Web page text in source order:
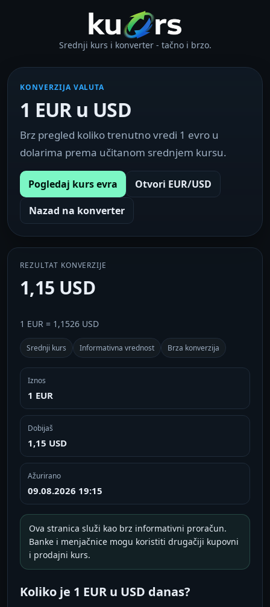
Srednji kurs i konverter - tačno i brzo.
KONVERZIJA VALUTA
1 EUR u USD
Brz pregled koliko trenutno vredi 1 evro u
dolarima prema učitanom srednjem kursu.
Pogledaj kurs evra
Otvori EUR/USD
Nazad na konverter
REZULTAT KONVERZIJE
1,15 USD
1 EUR = 1,1526 USD
Srednji kurs Informativna vrednost Brza konverzija
Iznos
1 EUR
Dobijaš
1,15 USD
Ažurirano
09.08.2026 19:15
Ova stranica služi kao brz informativni proračun.
Banke i menjačnice mogu koristiti drugačiji kupovni
i prodajni kurs.
Koliko je 1 EUR u USD danas?